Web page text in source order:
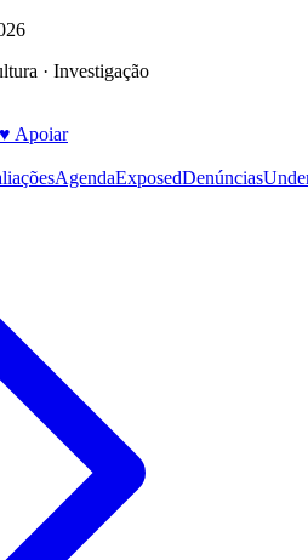
· Investigação
♥ Apoiar
AgendaExposedDenúncias